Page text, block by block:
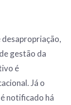
desapropriação,
gestão da
é
Já o
notificado há